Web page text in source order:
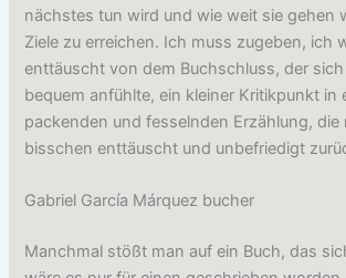
nächstes tun wird und wie weit sie gehen
Ziele zu erreichen. Ich muss zugeben, ich
enttäuscht von dem Buchschluss, der
bequem anfühlte, ein kleiner Kritikpunkt in
packenden und fesselnden Erzählung, die
bisschen enttäuscht und unbefriedigt
Gabriel García Márquez bucher
Manchmal stößt man auf ein Buch, das